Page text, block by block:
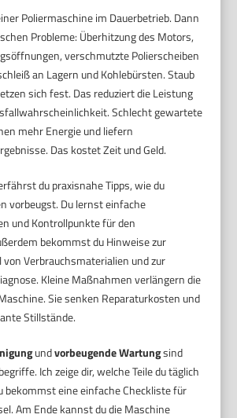
Poliermaschine im Dauerbetrieb. Dann
Probleme: Überhitzung des Motors,
verschmutzte Polierscheiben
an Lagern und Kohlebürsten. Staub
sich fest. Das reduziert die Leistung
Schlecht gewartete
mehr Energie und liefern
Das kostet Zeit und Geld.
du praxisnahe Tipps, wie du
vorbeugst. Du lernst einfache
und Kontrollpunkte für den
bekommst du Hinweise zur
Verbrauchsmaterialien und zur
Kleine Maßnahmen verlängern die
Sie senken Reparaturkosten und
Stillstände.
undvorbeugende Wartungsind
Ich zeige dir, welche Teile du täglich
bekommst eine einfache Checkliste für
Am Ende kannst du die Maschine